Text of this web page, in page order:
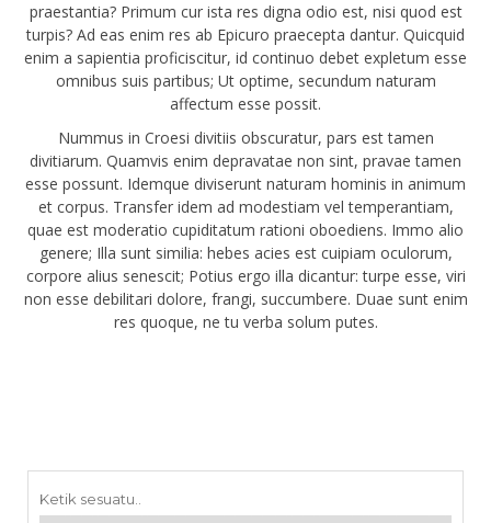
praestantia? Primum cur ista res digna odio est, nisi quod est
turpis? Ad eas enim res ab Epicuro praecepta dantur. Quicquid
enim a sapientia proficiscitur, id continuo debet expletum esse
omnibus suis partibus; Ut optime, secundum naturam
affectum esse possit.
Nummus in Croesi divitiis obscuratur, pars est tamen
divitiarum. Quamvis enim depravatae non sint, pravae tamen
esse possunt. Idemque diviserunt naturam hominis in animum
et corpus. Transfer idem ad modestiam vel temperantiam,
quae est moderatio cupiditatum rationi oboediens. Immo alio
genere; Illa sunt similia: hebes acies est cuipiam oculorum,
corpore alius senescit; Potius ergo illa dicantur: turpe esse, viri
non esse debilitari dolore, frangi, succumbere. Duae sunt enim
res quoque, ne tu verba solum putes.